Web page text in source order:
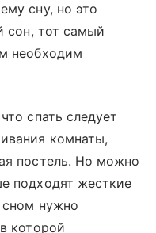
сну, но это
сон, тот самый
необходим
спать следует
комнаты,
постель. Но можно
подходят жесткие
сном нужно
которой